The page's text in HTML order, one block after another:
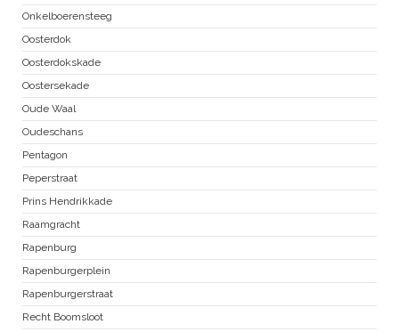
Onkelboerensteeg
Oosterdok
Oosterdokskade
Oostersekade
Oude Waal
Oudeschans
Pentagon
Peperstraat
Prins Hendrikkade
Raamgracht
Rapenburg
Rapenburgerplein
Rapenburgerstraat
Recht Boomsloot